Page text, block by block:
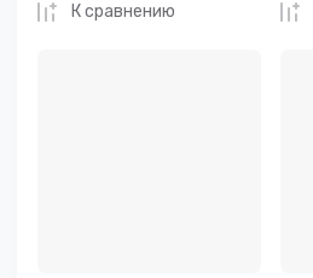
К сравнению